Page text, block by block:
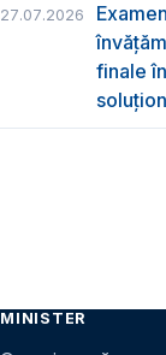
27.07.2026
finale
MINISTER